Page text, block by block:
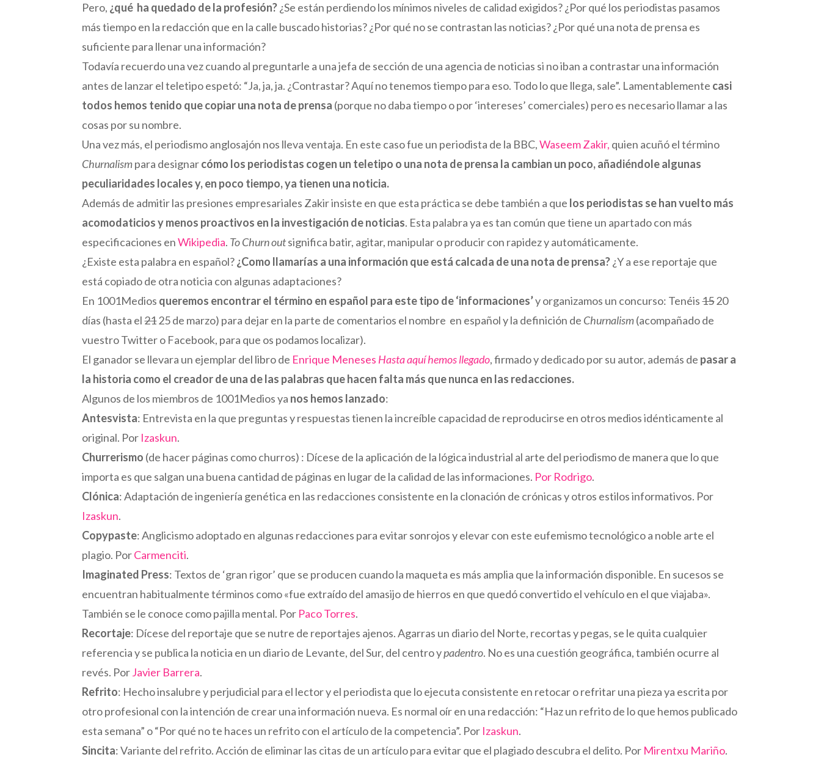
Pero, ¿qué ha quedado de la profesión?¿Se están perdiendo los mínimos niveles de calidad exigidos? ¿Por qué los periodistas pasamos
más tiempo en la redacción que en la calle buscado historias? ¿Por qué no se contrastan las noticias? ¿Por qué una nota de prensa es
suficiente para llenar una información?
Todavía recuerdo una vez cuando al preguntarle a una jefa de sección de una agencia de noticias si no iban a contrastar una información
antes de lanzar el teletipo espetó: “Ja, ja, ja. ¿Contrastar? Aquí no tenemos tiempo para eso. Todo lo que llega, sale”. Lamentablemente casi
todos hemos tenido que copiar una nota de prensa (porque no daba tiempo o por ‘intereses’ comerciales) pero es necesario llamar a las
cosas por su nombre.
Una vez más, el periodismo anglosajón nos lleva ventaja. En este caso fue un periodista de la BBC,Waseem Zakir, quien acuñó el término
Churnalismpara designarcómo los periodistas cogen un teletipo o una nota de prensa la cambian un poco, añadiéndole algunas
peculiaridades locales y, en poco tiempo, ya tienen una noticia.
Además de admitir las presiones empresariales Zakir insiste en que esta práctica se debe también a que los periodistas se han vuelto más
acomodaticios y menos proactivos en la investigación de noticias. Esta palabra ya es tan común que tiene un apartado con más
especificaciones enWikipedia. To Churn outsignifica batir, agitar, manipular o producir con rapidez y automáticamente.
¿Existe esta palabra en español?¿Como llamarías a una información que está calcada de una nota de prensa?¿Y a ese reportaje que
está copiado de otra noticia con algunas adaptaciones?
En 1001Medios queremos encontrar el término en español para este tipo de ‘informaciones’y organizamos un concurso: Tenéis1520
días (hasta el2125 de marzo) para dejar en la parte de comentarios el nombre en español y la definición de Churnalism(acompañado de
vuestro Twitter o Facebook, para que os podamos localizar).
El ganador se llevara un ejemplar del libro de Enrique Meneses Hasta aquí hemos llegado, firmado y dedicado por su autor, además de pasar a
la historia como el creador de una de las palabras que hacen falta más que nunca en las redacciones.
Algunos de los miembros de 1001Medios ya nos hemos lanzado:
Antesvista: Entrevista en la que preguntas y respuestas tienen la increíble capacidad de reproducirse en otros medios idénticamente al
original. Por Izaskun.
Churrerismo (de hacer páginas como churros) : Dícese de la aplicación de la lógica industrial al arte del periodismo de manera que lo que
importa es que salgan una buena cantidad de páginas en lugar de la calidad de las informaciones. Por Rodrigo.
Clónica: Adaptación de ingeniería genética en las redacciones consistente en la clonación de crónicas y otros estilos informativos. Por
Izaskun.
Copypaste: Anglicismo adoptado en algunas redacciones para evitar sonrojos y elevar con este eufemismo tecnológico a noble arte el
plagio. PorCarmenciti.
Imaginated Press: Textos de ‘gran rigor’ que se producen cuando la maqueta es más amplia que la información disponible. En sucesos se
encuentran habitualmente términos como «fue extraído del amasijo de hierros en que quedó convertido el vehículo en el que viajaba».
También se le conoce como pajilla mental. Por Paco Torres.
Recortaje: Dícese del reportaje que se nutre de reportajes ajenos. Agarras un diario del Norte, recortas y pegas, se le quita cualquier
referencia y se publica la noticia en un diario de Levante, del Sur, del centro ypadentro. No es una cuestión geográfica, también ocurre al
revés. PorJavier Barrera.
Refrito: Hecho insalubre y perjudicial para el lector y el periodista que lo ejecuta consistente en retocar o refritar una pieza ya escrita por
otro profesional con la intención de crear una información nueva. Es normal oír en una redacción: “Haz un refrito de lo que hemos publicado
esta semana” o “Por qué no te haces un refrito con el artículo de la competencia”. Por Izaskun.
Sincita: Variante del refrito. Acción de eliminar las citas de un artículo para evitar que el plagiado descubra el delito. Por Mirentxu Mariño.